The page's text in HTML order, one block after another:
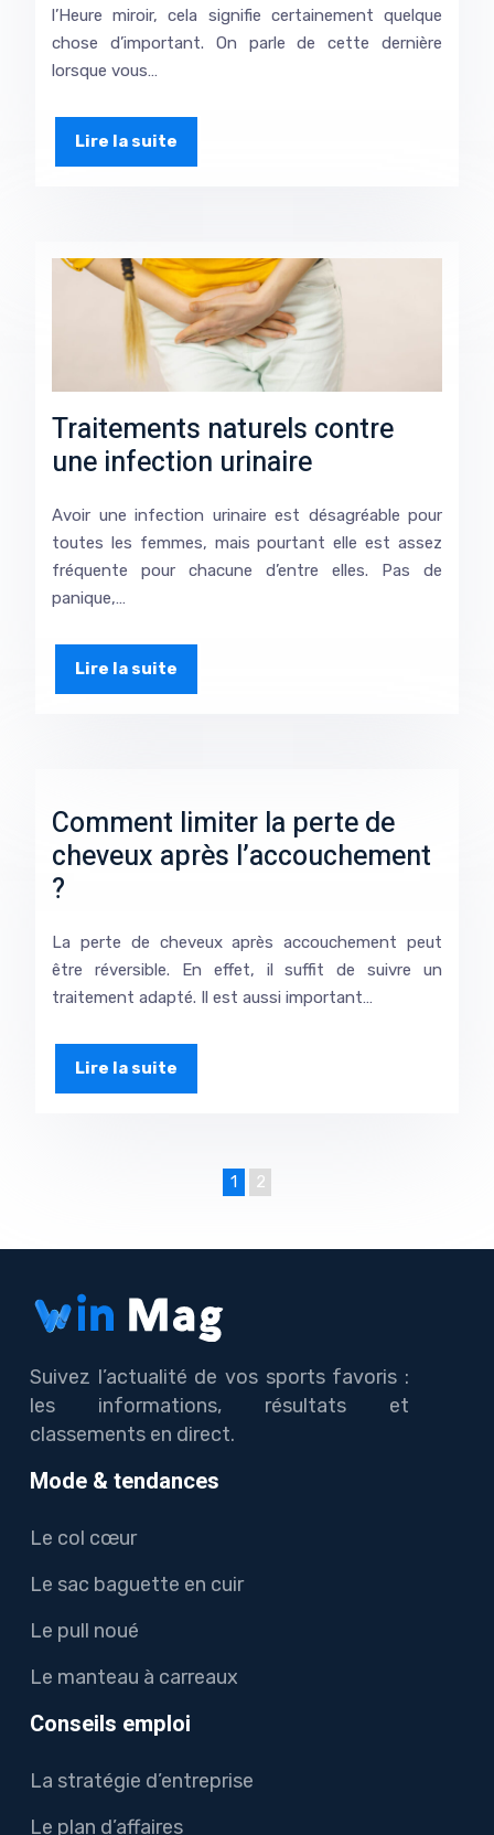
l’Heure miroir, cela signifie certainement quelque
chose d’important. On parle de cette dernière
lorsque vous…
Lire la suite
Traitements naturels contre
une infection urinaire
Avoir une infection urinaire est désagréable pour
toutes les femmes, mais pourtant elle est assez
fréquente pour chacune d’entre elles. Pas de
panique,…
Lire la suite
Comment limiter la perte de
cheveux après l’accouchement
?
La perte de cheveux après accouchement peut
être réversible. En effet, il suffit de suivre un
traitement adapté. Il est aussi important…
Lire la suite
1 2
Suivez l’actualité de vos sports favoris :
les informations, résultats et
classements en direct.
Mode & tendances
Le col cœur
Le sac baguette en cuir
Le pull noué
Le manteau à carreaux
Conseils emploi
La stratégie d’entreprise
Le plan d’affaires